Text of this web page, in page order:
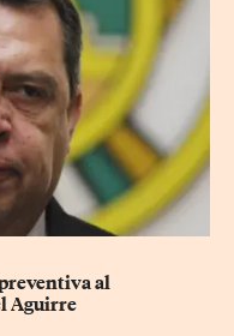
al
Aguirre